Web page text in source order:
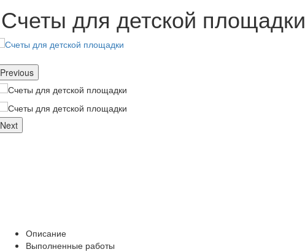
Счеты для детской площадки
Previous
Next
Описание
Выполненные работы